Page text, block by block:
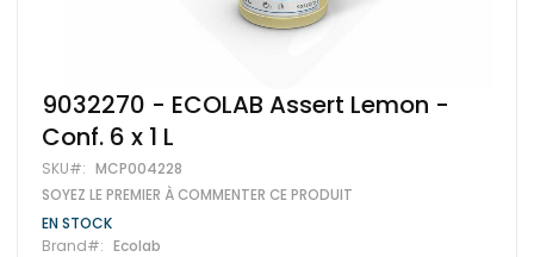
Skip
to
the
beginning
of
the
images
gallery
9032270 - ECOLAB Assert Lemon -
Conf. 6 x 1 L
SKU MCP004228
SOYEZ LE PREMIER À COMMENTER CE PRODUIT
EN STOCK
Brand
Ecolab